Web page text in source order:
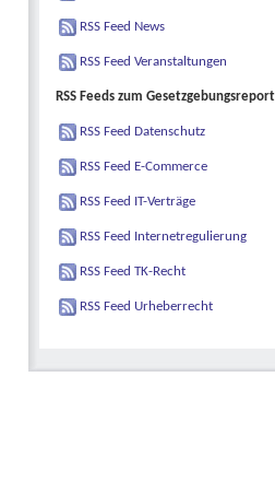
RSS Feed News
RSS Feed Veranstaltungen
RSS Feeds zum Gesetzgebungsreport
RSS Feed Datenschutz
RSS Feed E-Commerce
RSS Feed IT-Verträge
RSS Feed Internetregulierung
RSS Feed TK-Recht
RSS Feed Urheberrecht